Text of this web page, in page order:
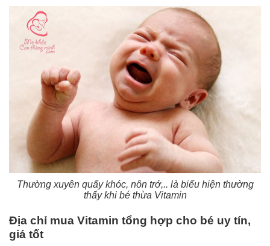
Thường xuyên quấy khóc, nôn trớ,.. là biểu hiện thường
thấy khi bé thừa Vitamin
Địa chỉ mua Vitamin tổng hợp cho bé uy tín,
giá tốt